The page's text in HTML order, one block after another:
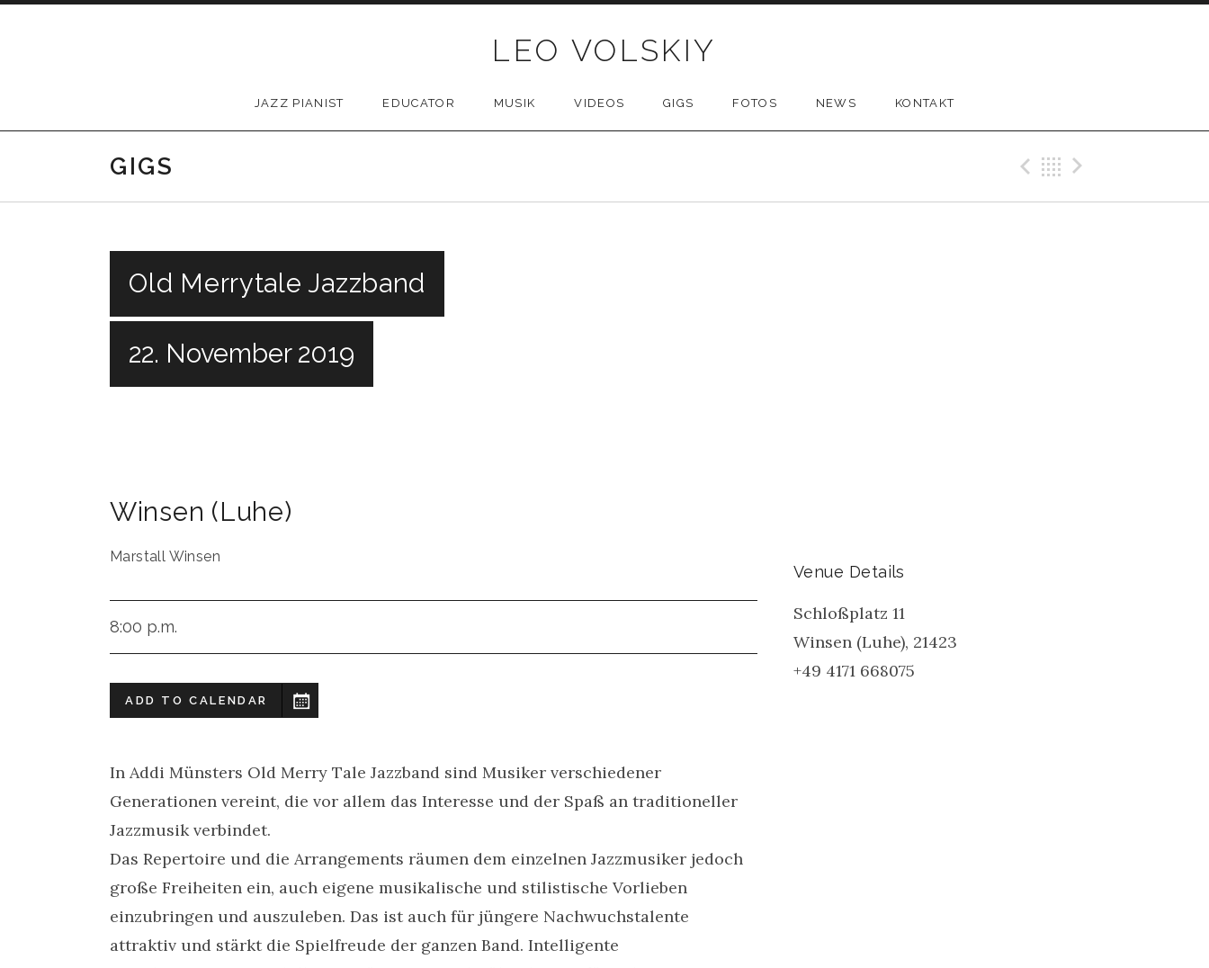
LEO VOLSKIY
JAZZ PIANIST EDUCATOR MUSIK VIDEOS GIGS FOTOS NEWS KONTAKT
GIGS Previous Gig
Back
Old Merrytale Jazzband
22. November 2019
Winsen (Luhe)
Marstall Winsen
8:00 p.m.
ADD TO CALENDAR
In Addi Münsters Old Merry Tale Jazzband sind Musiker verschiedener
Generationen vereint, die vor allem das Interesse und der Spaß an traditioneller
Jazzmusik verbindet.
Das Repertoire und die Arrangements räumen dem einzelnen Jazzmusiker jedoch
große Freiheiten ein, auch eigene musikalische und stilistische Vorlieben
einzubringen und auszuleben. Das ist auch für jüngere Nachwuchstalente
attraktiv und stärkt die Spielfreude der ganzen Band. Intelligente
Venue Details
Schloßplatz 11
Winsen (Luhe), 21423
+49 4171 668075